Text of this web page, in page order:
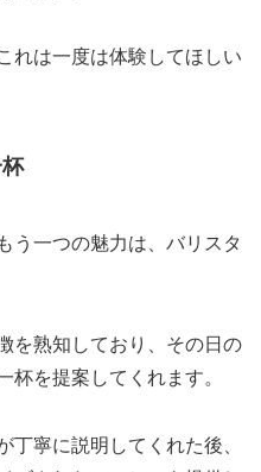
れは一度は体験してほしい
う一つの魅力は、バリスタ
を熟知しており、その日の
杯を提案してくれます。
丁寧に説明してくれた後、